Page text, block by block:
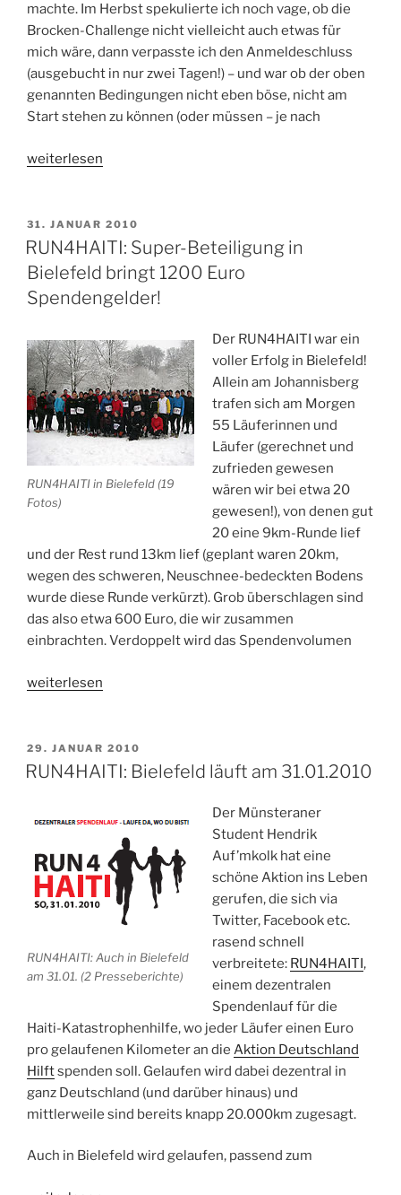
machte. Im Herbst spekulierte ich noch vage, ob die
Brocken-Challenge nicht vielleicht auch etwas für
mich wäre, dann verpasste ich den Anmeldeschluss
(ausgebucht in nur zwei Tagen!) – und war ob der oben
genannten Bedingungen nicht eben böse, nicht am
Start stehen zu können (oder müssen – je nach
„So
aus:
Die
Brocken-
Challenge
2010“
weiterlesen
VERÖFFENTLICHT
AM
31. JANUAR 2010
RUN4HAITI: Super-Beteiligung in
Bielefeld bringt 1200 Euro
Spendengelder!
RUN4HAITI in Bielefeld (19
Fotos)
Der RUN4HAITI war ein
voller Erfolg in Bielefeld!
Allein am Johannisberg
trafen sich am Morgen
55 Läuferinnen und
Läufer (gerechnet und
zufrieden gewesen
wären wir bei etwa 20
gewesen!), von denen gut
20 eine 9km-Runde lief
und der Rest rund 13km lief (geplant waren 20km,
wegen des schweren, Neuschnee-bedeckten Bodens
wurde diese Runde verkürzt). Grob überschlagen sind
das also etwa 600 Euro, die wir zusammen
einbrachten. Verdoppelt wird das Spendenvolumen
„RUN4HAITI:
in
Bielefeld
Spendengelder!“
weiterlesen
VERÖFFENTLICHT
AM
29. JANUAR 2010
RUN4HAITI: Bielefeld läuft am 31.01.2010
RUN4HAITI: Auch in Bielefeld
am 31.01. (2 Presseberichte)
Der Münsteraner
Student Hendrik
Auf’mkolk hat eine
schöne Aktion ins Leben
gerufen, die sich via
Twitter, Facebook etc.
rasend schnell
verbreitete: RUN4HAITI,
einem dezentralen
Spendenlauf für die
Haiti-Katastrophenhilfe, wo jeder Läufer einen Euro
pro gelaufenen Kilometer an die Aktion Deutschland
Hilftspenden soll. Gelaufen wird dabei dezentral in
ganz Deutschland (und darüber hinaus) und
mittlerweile sind bereits knapp 20.000km zugesagt.
Auch in Bielefeld wird gelaufen, passend zum